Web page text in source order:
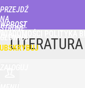
PRZEJDŹ
NA
STRONĘ
GŁÓWNĄ
WPROST
LITERATURA